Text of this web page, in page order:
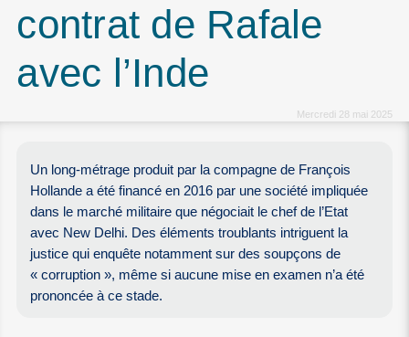
contrat de Rafale
avec l’Inde
Mercredi 28 mai 2025
Un long-métrage produit par la compagne de François
Hollande a été financé en 2016 par une société impliquée
dans le marché militaire que négociait le chef de l’Etat
avec New Delhi. Des éléments troublants intriguent la
justice qui enquête notamment sur des soupçons de
« corruption », même si aucune mise en examen n’a été
prononcée à ce stade.